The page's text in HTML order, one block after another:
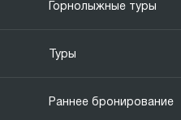
Горнолыжные туры
Туры
Раннее бронирование